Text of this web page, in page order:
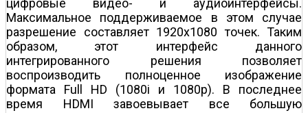
цифровые видео- и аудиоинтерфейсы.
Максимальное поддерживаемое в этом случае
разрешение составляет 1920x1080 точек. Таким
образом, этот интерфейс данного
интегрированного решения позволяет
воспроизводить полноценное изображение
формата Full HD (1080i и 1080p). В последнее
время HDMI завоевывает все большую